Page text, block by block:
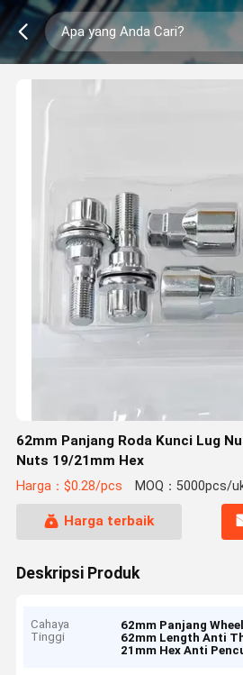
62mm Panjang Roda Kunci Lug
Nuts 19/21mm Hex
Harga：$0.28/pcs MOQ：5000pcs/
Harga terbaik
Deskripsi Produk
Cahaya
Tinggi
62mm Panjang
62mm Length Anti
21mm Hex Anti